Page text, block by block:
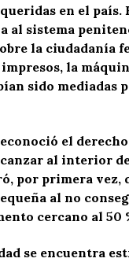
en el
sistema
la ciudadanía
la
sido mediadas
el
al interior
por primera
al no
cercano al 50
se encuentra